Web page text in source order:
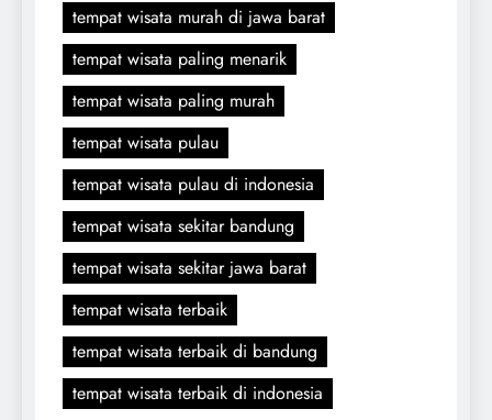
tempat wisata murah di jawa barat
tempat wisata paling menarik
tempat wisata paling murah
tempat wisata pulau
tempat wisata pulau di indonesia
tempat wisata sekitar bandung
tempat wisata sekitar jawa barat
tempat wisata terbaik
tempat wisata terbaik di bandung
tempat wisata terbaik di indonesia